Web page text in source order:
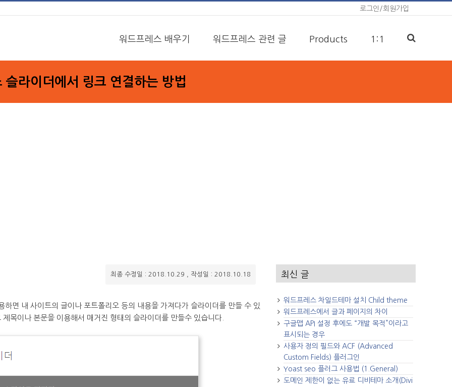
로그인/회원가입
워드프레스 배우기 워드프레스 관련 글 Products 1:1
라이더에서 링크 연결하는 방법
최종 수정일 : 2018.10.29 , 작성일 : 2018.10.18
하면 내 사이트의 글이나 포트폴리오 등의 내용을 가져다가 슬라이더를 만들 수 있
목이나 본문을 이용해서 매거진 형태의 슬라이더를 만들수 있습니다.
최신 글
워드프레스 차일드테마 설치 Child theme
워드프레스에서 글과 페이지의 차이
구글맵 API 설정 후에도 “개발 목적”이라고
표시되는 경우
사용자 정의 필드와 ACF (Advanced
Custom Fields) 플러그인
Yoast seo 플러그 사용법 (1.General)
도메인 제한이 없는 유료 디비테마 소개(Divi